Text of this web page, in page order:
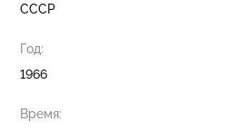
СССР
Год:
1966
Время: